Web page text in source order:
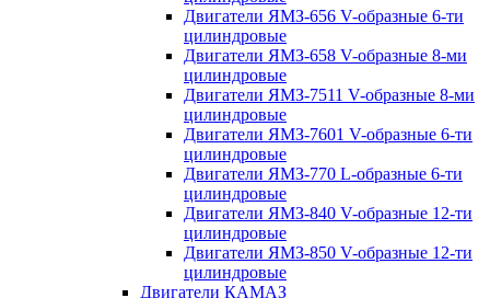
Двигатели ЯМЗ-656 V-образные 6-ти
цилиндровые
Двигатели ЯМЗ-658 V-образные 8-ми
цилиндровые
Двигатели ЯМЗ-7511 V-образные 8-ми
цилиндровые
Двигатели ЯМЗ-7601 V-образные 6-ти
цилиндровые
Двигатели ЯМЗ-770 L-образные 6-ти
цилиндровые
Двигатели ЯМЗ-840 V-образные 12-ти
цилиндровые
Двигатели ЯМЗ-850 V-образные 12-ти
цилиндровые
Двигатели КАМАЗ